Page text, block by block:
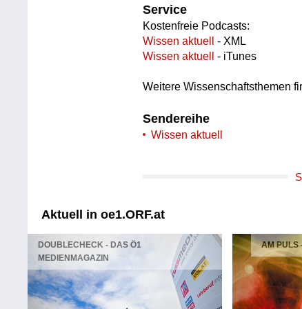
Service
Kostenfreie Podcasts:
Wissen aktuell
- XML
Wissen aktuell
- iTunes
Weitere Wissenschaftsthemen
Sendereihe
Wissen aktuell
Aktuell in oe1.ORF.at
DOUBLECHECK - DAS Ö1
MEDIENMAGAZIN
AM PULS